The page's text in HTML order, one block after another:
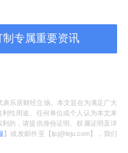
米层高，私享电梯
家族社交与居家生
店卫浴高配。北向
琴房儿童房，灵活
叶草规制，约13.5米
专属重要资讯
乐居财经立场。本文旨在为满足广大
性用途。任何单位或个人认为本文来
的，请提供身份证明、权属证明及详
】或发邮件至【ljcj@leju.com】，我们